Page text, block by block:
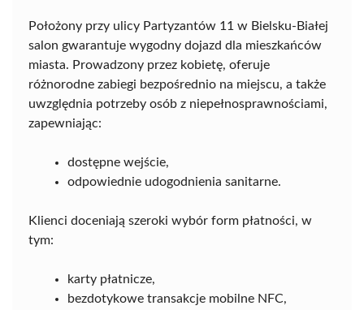
Położony przy ulicy Partyzantów 11 w Bielsku-Białej
salon gwarantuje wygodny dojazd dla mieszkańców
miasta. Prowadzony przez kobietę, oferuje
różnorodne zabiegi bezpośrednio na miejscu, a także
uwzględnia potrzeby osób z niepełnosprawnościami,
zapewniając:
dostępne wejście,
odpowiednie udogodnienia sanitarne.
Klienci doceniają szeroki wybór form płatności, w
tym:
karty płatnicze,
bezdotykowe transakcje mobilne NFC,